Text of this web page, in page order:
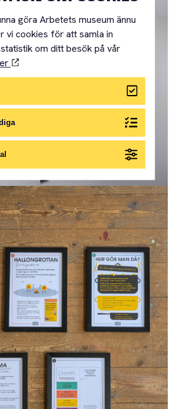
göra Arbetets museum ännu
vi cookies för att samla in
om ditt besök på vår